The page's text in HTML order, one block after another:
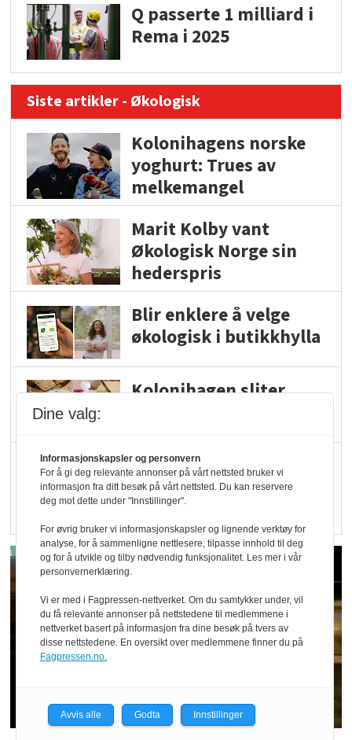
Q passerte 1 milliard i
Rema i 2025
Siste artikler - Økologisk
Kolonihagens norske
yoghurt: Trues av
melkemangel
Marit Kolby vant
Økologisk Norge sin
hederspris
Blir enklere å velge
økologisk i butikkhylla
Kolonihagen sliter
Rapport: Økokundene
er klare! Er markedet
det?
Dine valg:
Informasjonskapsler og personvern
For å gi deg relevante annonser på vårt nettsted bruker vi
informasjon fra ditt besøk på vårt nettsted. Du kan reservere
deg mot dette under "Innstillinger".
For øvrig bruker vi informasjonskapsler og lignende verktøy for
analyse, for å sammenligne nettlesere, tilpasse innhold til deg
og for å utvikle og tilby nødvendig funksjonalitet. Les mer i vår
personvernerklæring.
Vi er med i Fagpressen-nettverket. Om du samtykker under, vil
du få relevante annonser på nettstedene til medlemmene i
nettverket basert på informasjon fra dine besøk på tvers av
disse nettstedene. En oversikt over medlemmene finner du på
Fagpressen.no.
Avvis alle Godta Innstillinger